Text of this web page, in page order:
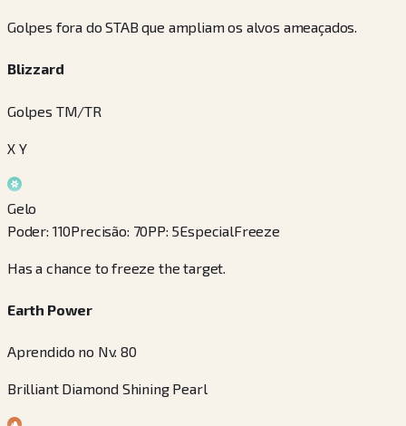
Golpes fora do STAB que ampliam os alvos ameaçados.
Blizzard
Golpes TM/TR
X Y
Gelo
Poder: 110Precisão: 70PP: 5EspecialFreeze
Has a chance to freeze the target.
Earth Power
Aprendido no Nv. 80
Brilliant Diamond Shining Pearl